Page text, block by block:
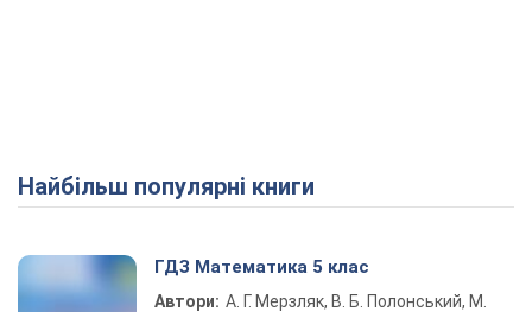
Найбільш популярні книги
ГДЗ Математика 5 клас
Автори: А. Г. Мерзляк, В. Б. Полонський, М.